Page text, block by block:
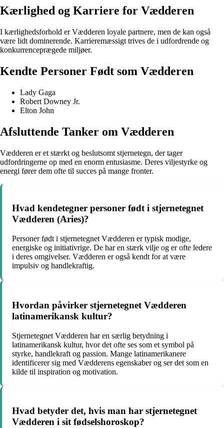
Kærlighed og Karriere for Vædderen
I kærlighedsforhold er Vædderen loyale partnere, men de kan også
være lidt dominerende. Karrieremæssigt trives de i udfordrende og
konkurrenceprægede miljøer.
Kendte Personer Født som Vædderen
Lady Gaga
Robert Downey Jr.
Elton John
Afsluttende Tanker om Vædderen
Vædderen er et stærkt og beslutsomt stjernetegn, der tager
udfordringerne op med en enorm entusiasme. Deres viljestyrke og
energi fører dem ofte til succes på mange fronter.
Hvad kendetegner personer født i stjernetegnet
Vædderen (Aries)?
Personer født i stjernetegnet Vædderen er typisk modige,
energiske og initiativrige. De har en stærk vilje og er ofte ledere
i deres omgivelser. Vædderen er også kendt for at være
impulsiv og handlekraftig.
Hvordan påvirker stjernetegnet Vædderen
latinamerikansk kultur?
Stjernetegnet Vædderen har en særlig betydning i
latinamerikansk kultur, hvor det ofte ses som et symbol på
styrke, handlekraft og passion. Mange latinamerikanere
identificerer sig med Vædderens egenskaber og ser det som en
kilde til inspiration og motivation.
Hvad betyder det, hvis man har stjernetegnet
Vædderen i sit fødselshoroskop?